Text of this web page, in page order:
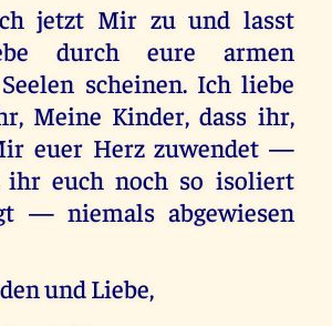
jetzt Mir zu und lasst
durch eure armen
scheinen. Ich liebe
Meine Kinder, dass ihr,
euer Herz zuwendet —
ihr euch noch so isoliert
— niemals abgewiesen
und Liebe,